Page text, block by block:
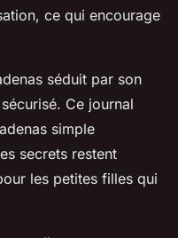
ce qui encourage
séduit par son
Ce journal
simple
secrets restent
les petites filles qui